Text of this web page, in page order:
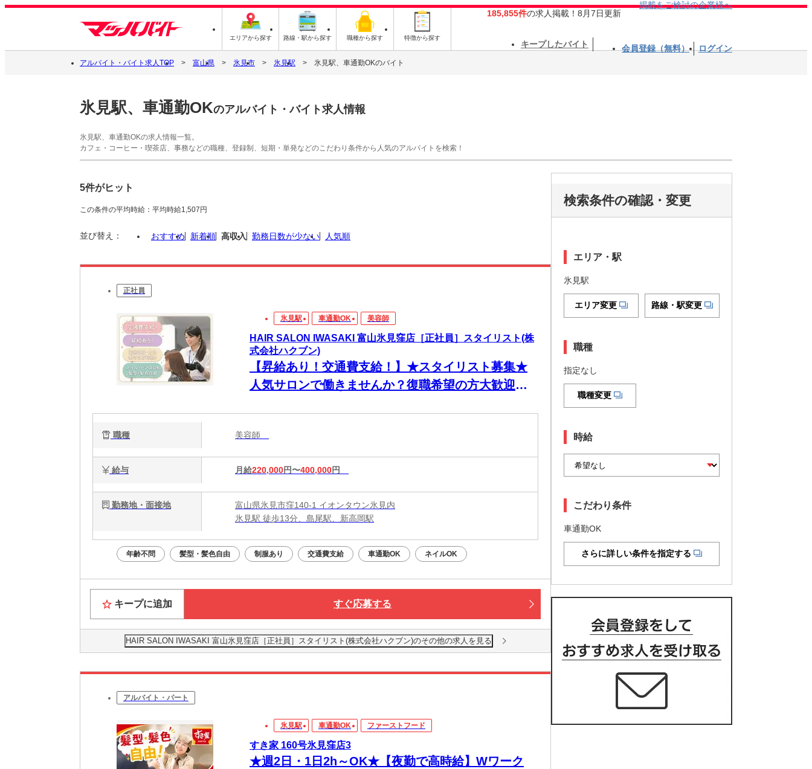
エリアから探す 路線・駅から探す 職種から探す 特徴から探す
185,855件の求人掲載！8月7日更新
掲載をご検討の企業様へ
キープしたバイト 会員登録（無料） ログイン
アルバイト・バイト求人TOP 富山県 氷見市 氷見駅 氷見駅、車通勤OKのバイト
氷見駅、車通勤OKのアルバイト・バイト求人情報
氷見駅、車通勤OKの求人情報一覧。
カフェ・コーヒー・喫茶店、事務などの職種、登録制、短期・単発などのこだわり条件から人気のアルバイトを検索！
5件がヒット
この条件の平均時給：平均時給1,507円
並び替え： おすすめ 新着順 高収入 勤務日数が少ない 人気順
正社員
氷見駅 車通勤OK 美容師
HAIR SALON IWASAKI 富山氷見窪店［正社員］スタイリスト(株
式会社ハクブン)
【昇給あり！交通費支給！】★スタイリスト募集★
人気サロンで働きませんか？復職希望の方大歓迎◎
職種 美容師
給与 月給220,000円〜400,000円
勤務地・面接地
富山県氷見市窪140-1 イオンタウン氷見内
氷見駅 徒歩13分、島尾駅、新高岡駅
年齢不問 髪型・髪色自由 制服あり 交通費支給 車通勤OK ネイルOK
キープに追加 すぐ応募する
HAIR SALON IWASAKI 富山氷見窪店［正社員］スタイリスト(株式会社ハクブン)のその他の求人を見る
アルバイト・パート
氷見駅 車通勤OK ファーストフード
すき家 160号氷見窪店3
★週2日・1日2h～OK★【夜勤で高時給】Wワーク
検索条件の確認・変更
エリア・駅
氷見駅
エリア変更 路線・駅変更
職種
指定なし
職種変更
時給
こだわり条件
車通勤OK
さらに詳しい条件を指定する